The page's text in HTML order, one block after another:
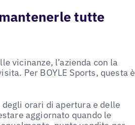
tutte
vicinanze, l’azienda con la
Per BOYLE Sports, questa è
orari di apertura e delle
aggiornato quando le